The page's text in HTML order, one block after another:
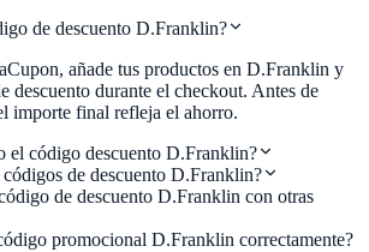
de descuento D.Franklin?
añade tus productos en D.Franklin y
descuento durante el checkout. Antes de
importe final refleja el ahorro.
el código descuento D.Franklin?
de descuento D.Franklin?
de descuento D.Franklin con otras
promocional D.Franklin correctamente?